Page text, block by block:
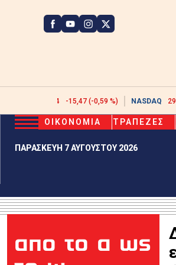
2608,44 -15,47 (-0,59 %) NASDAQ
ΠΑΡΑΣΚΕΥΗ 7 ΑΥΓΟΥΣΤΟΥ 2026
ΟΙΚΟΝΟΜΙΑ ΤΡΑΠΕΖΕΣ
απο το α ως